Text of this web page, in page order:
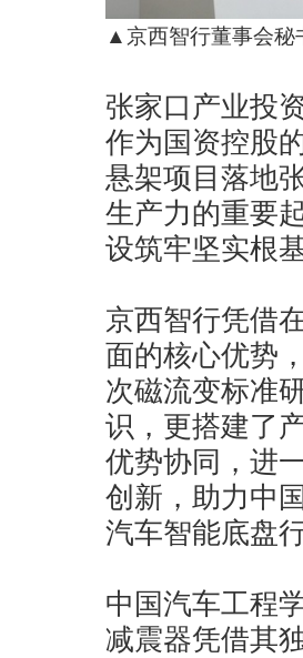
▲京西智行董事会秘
张家口产业投
作为国资控股
悬架项目落地
生产力的重要
设筑牢坚实根基
京西智行凭借
面的核心优势
次磁流变标准
识，更搭建了
优势协同，进
创新，助力中
汽车智能底盘
中国汽车工程
减震器凭借其